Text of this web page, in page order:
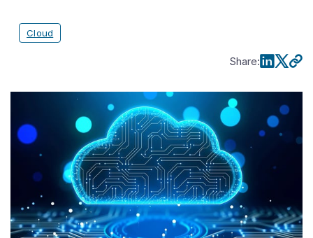
Cloud
Share: